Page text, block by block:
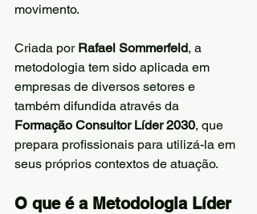
movimento.
Criada por Rafael Sommerfeld, a
metodologia tem sido aplicada em
empresas de diversos setores e
também difundida através da
Formação Consultor Líder 2030, que
prepara profissionais para utilizá-la em
seus próprios contextos de atuação.
O que é a Metodologia Líder